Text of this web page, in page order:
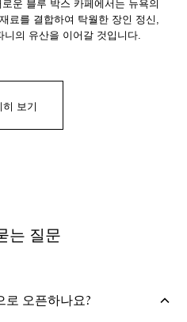
료를 결합하여 탁월한 장인 정신,
의 유산을 이어갈 것입니다.
보기
는 질문
로 오픈하나요?